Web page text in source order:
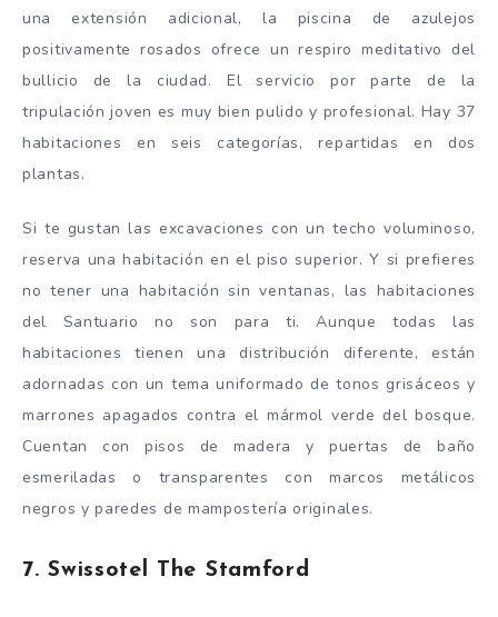
una extensión adicional, la piscina de azulejos
positivamente rosados ofrece un respiro meditativo del
bullicio de la ciudad. El servicio por parte de la
tripulación joven es muy bien pulido y profesional. Hay 37
habitaciones en seis categorías, repartidas en dos
plantas.
Si te gustan las excavaciones con un techo voluminoso,
reserva una habitación en el piso superior. Y si prefieres
no tener una habitación sin ventanas, las habitaciones
del Santuario no son para ti. Aunque todas las
habitaciones tienen una distribución diferente, están
adornadas con un tema uniformado de tonos grisáceos y
marrones apagados contra el mármol verde del bosque.
Cuentan con pisos de madera y puertas de baño
esmeriladas o transparentes con marcos metálicos
negros y paredes de mampostería originales.
7. Swissotel The Stamford